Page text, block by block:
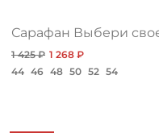
ОПЛАТА
1 425 ₽ 1 268 ₽
44 46 48 50 52 54